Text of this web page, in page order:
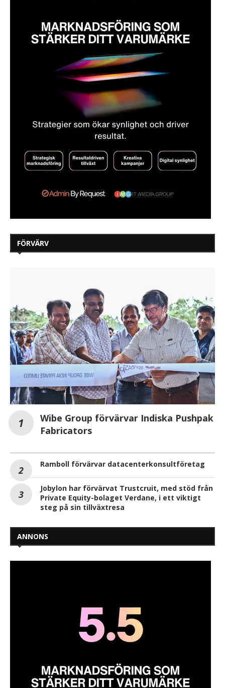
FÖRVÄRV
Wibe Group förvärvar Indiska Pushpak
Fabricators
Ramboll förvärvar datacenterkonsultföretag
Jobylon har förvärvat Trustcruit, med stöd från
Private Equity-bolaget Verdane, i ett viktigt
steg på sin tillväxtresa
ANNONS